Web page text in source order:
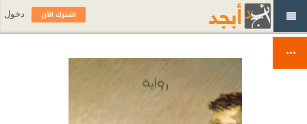
اشترك الآن دخول